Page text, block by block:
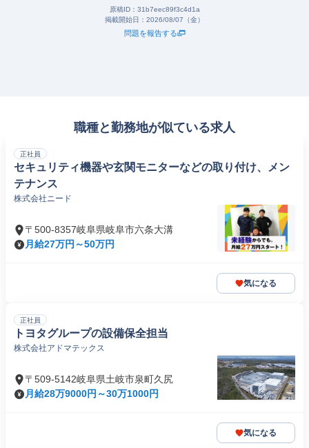
原稿ID： 31b7eec89f3c4d1a
掲載開始日： 2026/08/07（金）
問題を報告する
職種と勤務地が似ている求人
正社員
セキュリティ機器や玄関モニターなどの取り付け、メン
テナンス
株式会社ニード
〒500-8357岐阜県岐阜市六条大溝
月給27万円～50万円
気になる
正社員
トヨタグループの設備保全担当
株式会社アドマテックス
〒509-5142岐阜県土岐市泉町久尻
月給28万9000円～30万1000円
気になる